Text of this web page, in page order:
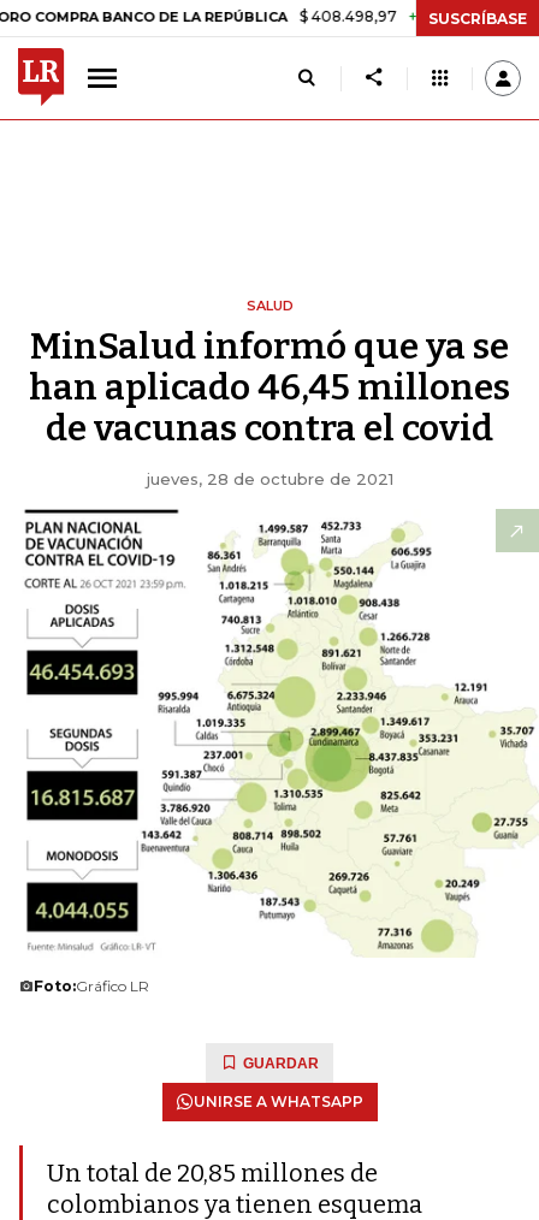
BANCO DE LA REPÚBLICA $ 408.498,97 +$ 8.753,81 +2,19%
SUSCRÍBASE
SALUD
MinSalud informó que ya se
han aplicado 46,45 millones
de vacunas contra el covid
jueves, 28 de octubre de 2021
Foto:Gráfico LR
GUARDAR
UNIRSE A WHATSAPP
Un total de 20,85 millones de
colombianos ya tienen esquema